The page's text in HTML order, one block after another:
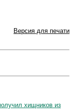
Версия для печати
хищников из